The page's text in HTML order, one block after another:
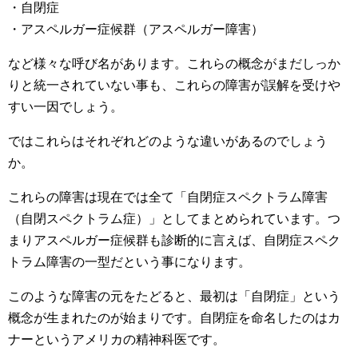
・自閉症
・アスペルガー症候群（アスペルガー障害）
など様々な呼び名があります。これらの概念がまだしっか
りと統一されていない事も、これらの障害が誤解を受けや
すい一因でしょう。
ではこれらはそれぞれどのような違いがあるのでしょう
か。
これらの障害は現在では全て「自閉症スペクトラム障害
（自閉スペクトラム症）」としてまとめられています。つ
まりアスペルガー症候群も診断的に言えば、自閉症スペク
トラム障害の一型だという事になります。
このような障害の元をたどると、最初は「自閉症」という
概念が生まれたのが始まりです。自閉症を命名したのはカ
ナーというアメリカの精神科医です。